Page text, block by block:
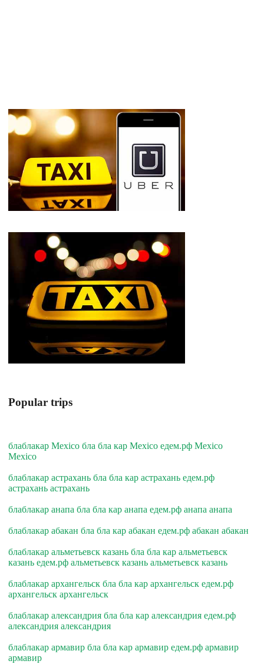
Popular trips
блаблакар Mexico бла бла кар Mexico едем.рф Mexico
Mexico
блаблакар астрахань бла бла кар астрахань едем.рф
астрахань астрахань
блаблакар анапа бла бла кар анапа едем.рф анапа анапа
блаблакар абакан бла бла кар абакан едем.рф абакан абакан
блаблакар альметьевск казань бла бла кар альметьевск
казань едем.рф альметьевск казань альметьевск казань
блаблакар архангельск бла бла кар архангельск едем.рф
архангельск архангельск
блаблакар александрия бла бла кар александрия едем.рф
александрия александрия
блаблакар армавир бла бла кар армавир едем.рф армавир
армавир